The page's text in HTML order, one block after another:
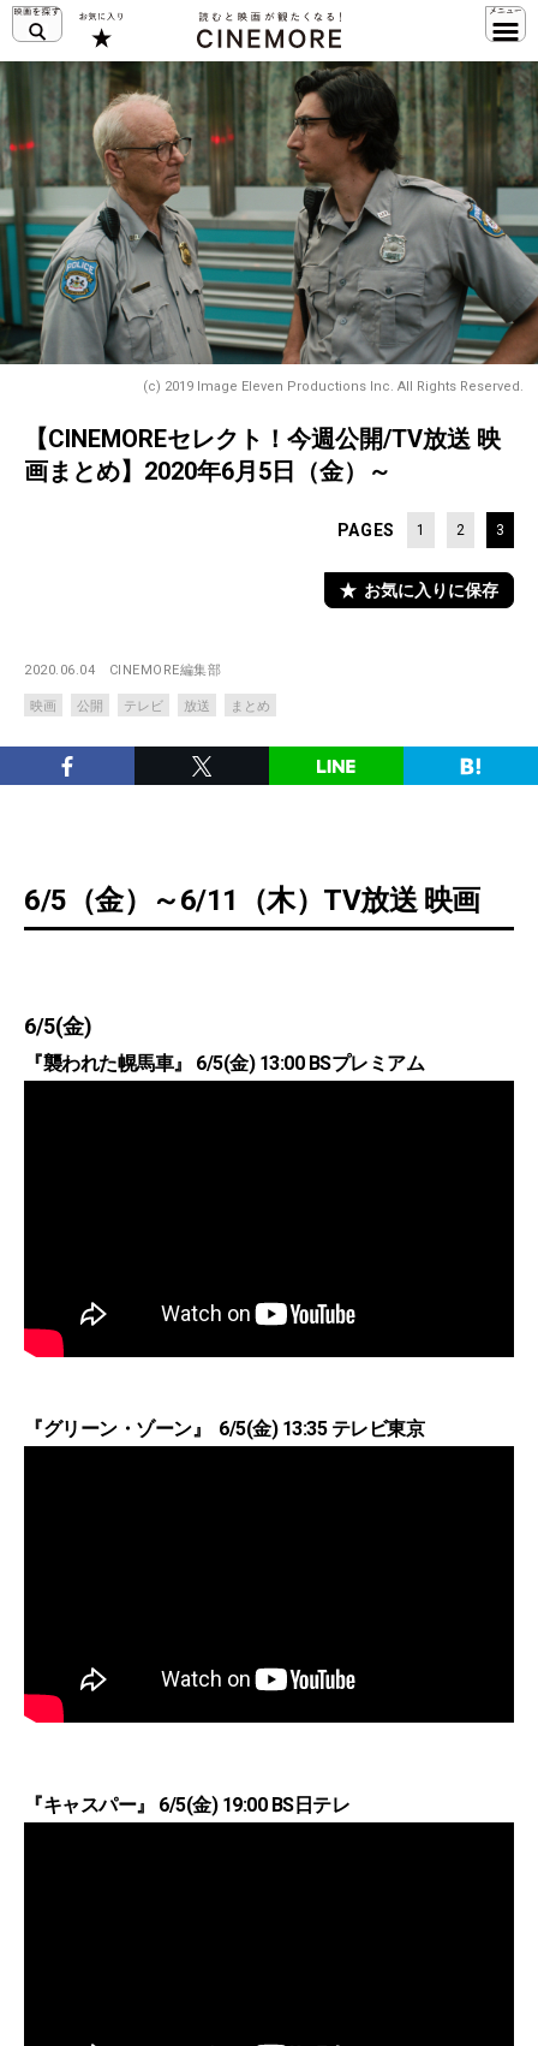
(c) 2019 Image Eleven Productions Inc. All Rights Reserved.
【CINEMOREセレクト！今週公開/TV放送 映
画まとめ】2020年6月5日（金）～
PAGES 1 2 3
お気に入りに保存
2020.06.04 CINEMORE編集部
映画 公開 テレビ 放送 まとめ
6/5（金）～6/11（木）TV放送 映画
6/5(金)
『襲われた幌馬車』 6/5(金) 13:00 BSプレミアム
『グリーン・ゾーン』 6/5(金) 13:35 テレビ東京
『キャスパー』 6/5(金) 19:00 BS日テレ